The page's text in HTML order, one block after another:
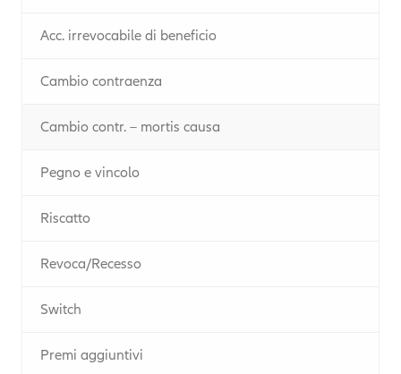
Acc. irrevocabile di beneficio
Cambio contraenza
Cambio contr. – mortis causa
Pegno e vincolo
Riscatto
Revoca/Recesso
Switch
Premi aggiuntivi